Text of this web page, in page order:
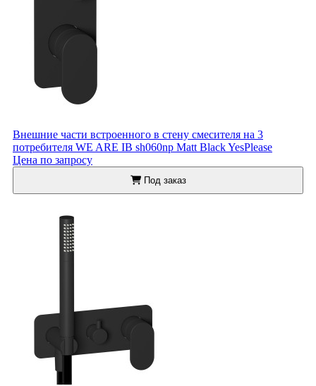
Внешние части встроенного в стену смесителя на 3
потребителя WE ARE IB sh060np Matt Black YesPlease
Цена по запросу
Под заказ